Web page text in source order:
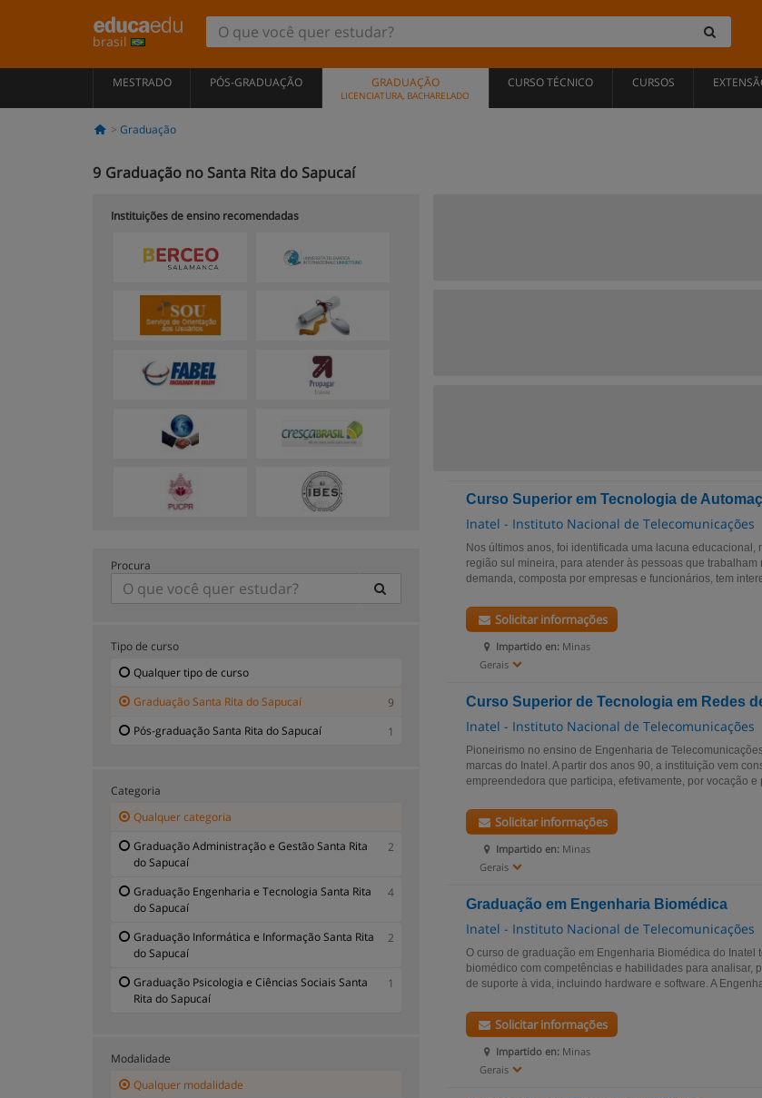
brasil
MESTRADO PÓS-GRADUAÇÃO GRADUAÇÃO
LICENCIATURA, BACHARELADO
CURSO TÉCNICO CURSOS
Graduação
9 Graduação no Santa Rita do Sapucaí
Curso Superior em Tecnologia de
Inatel - Instituto Nacional de Telecomunicações
Nos últimos anos, foi identificada uma lacuna
região sul mineira, para atender às pessoas que
demanda, composta por empresas e funcionários, tem
Impartido en: Minas
Gerais
Solicitar informações
Curso Superior de Tecnologia em Redes
Inatel - Instituto Nacional de Telecomunicações
Pioneirismo no ensino de Engenharia de
marcas do Inatel. A partir dos anos 90, a instituição vem
empreendedora que participa, efetivamente, por vocação e
Impartido en: Minas
Gerais
Solicitar informações
Graduação em Engenharia Biomédica
Inatel - Instituto Nacional de Telecomunicações
O curso de graduação em Engenharia Biomédica do Inatel
biomédico com competências e habilidades para analisar,
de suporte à vida, incluindo hardware e software. A
Impartido en: Minas
Gerais
Solicitar informações
Instituições de ensino recomendadas
Procura
Tipo de curso
Qualquer tipo de curso
Graduação Santa Rita do Sapucaí
9
Pós-graduação Santa Rita do Sapucaí
1
Categoria
Qualquer categoria
Graduação Administração e Gestão Santa Rita
do Sapucaí
2
Graduação Engenharia e Tecnologia Santa Rita
do Sapucaí
4
Graduação Informática e Informação Santa Rita
do Sapucaí
2
Graduação Psicologia e Ciências Sociais Santa
Rita do Sapucaí
1
Modalidade
Qualquer modalidade